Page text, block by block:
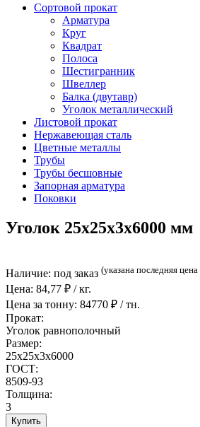
Сортовой прокат
Арматура
Круг
Квадрат
Полоса
Шестигранник
Швеллер
Балка (двутавр)
Уголок металлический
Листовой прокат
Нержавеющая сталь
Цветные металлы
Трубы
Трубы бесшовные
Запорная арматура
Поковки
Уголок 25x25x3x6000 мм
Наличие: под заказ (указана последняя
Цена: 84,77 ₽ / кг.
Цена за тонну: 84770 ₽ / тн.
Прокат:
Уголок равнополочный
Размер:
25x25x3x6000
ГОСТ:
8509-93
Толщина:
3
Купить